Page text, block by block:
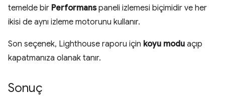
temelde bir Performanspaneli izlemesi biçimidir ve her
ikisi de aynı izleme motorunu kullanır.
Son seçenek, Lighthouse raporu için koyu modu açıp
kapatmanıza olanak tanır.
Sonuç